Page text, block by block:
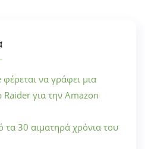
να γράφει μια
Raider για την Amazon
τα 30 αιματηρά χρόνια του